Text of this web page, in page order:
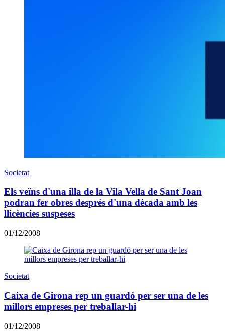
Societat
Els veïns d'una illa de la Vila Vella de Sant Joan
podran fer obres després d'una dècada amb les
llicències suspeses
01/12/2008
Societat
Caixa de Girona rep un guardó per ser una de les
millors empreses per treballar-hi
01/12/2008